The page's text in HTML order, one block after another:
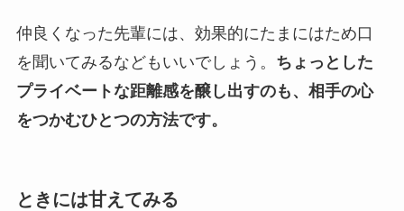
仲良くなった先輩には、効果的にたまにはため口
を聞いてみるなどもいいでしょう。 ちょっとした
プライベートな距離感を醸し出すのも、相手の心
をつかむひとつの方法です。
ときには甘えてみる